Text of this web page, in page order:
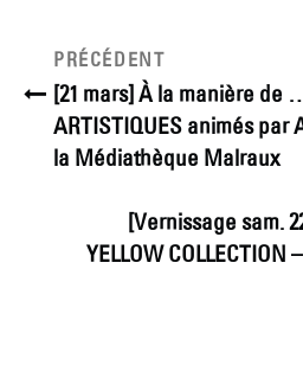
Navigation
de
l’article
Article
précédent
PRÉCÉDENT
[21 mars] À la manière de
ARTISTIQUES animés par
la Médiathèque Malraux
[Vernissage sam.
YELLOW COLLECTION